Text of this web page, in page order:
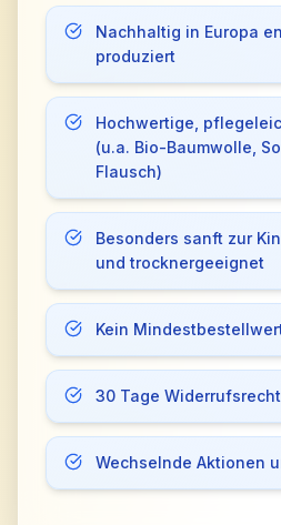
Nachhaltig in Europa
produziert
Hochwertige,
(u.a. Bio-Baumwolle,
Flausch)
Besonders sanft zur
und trocknergeeignet
Kein
30 Tage Widerrufsrecht
Wechselnde Aktionen